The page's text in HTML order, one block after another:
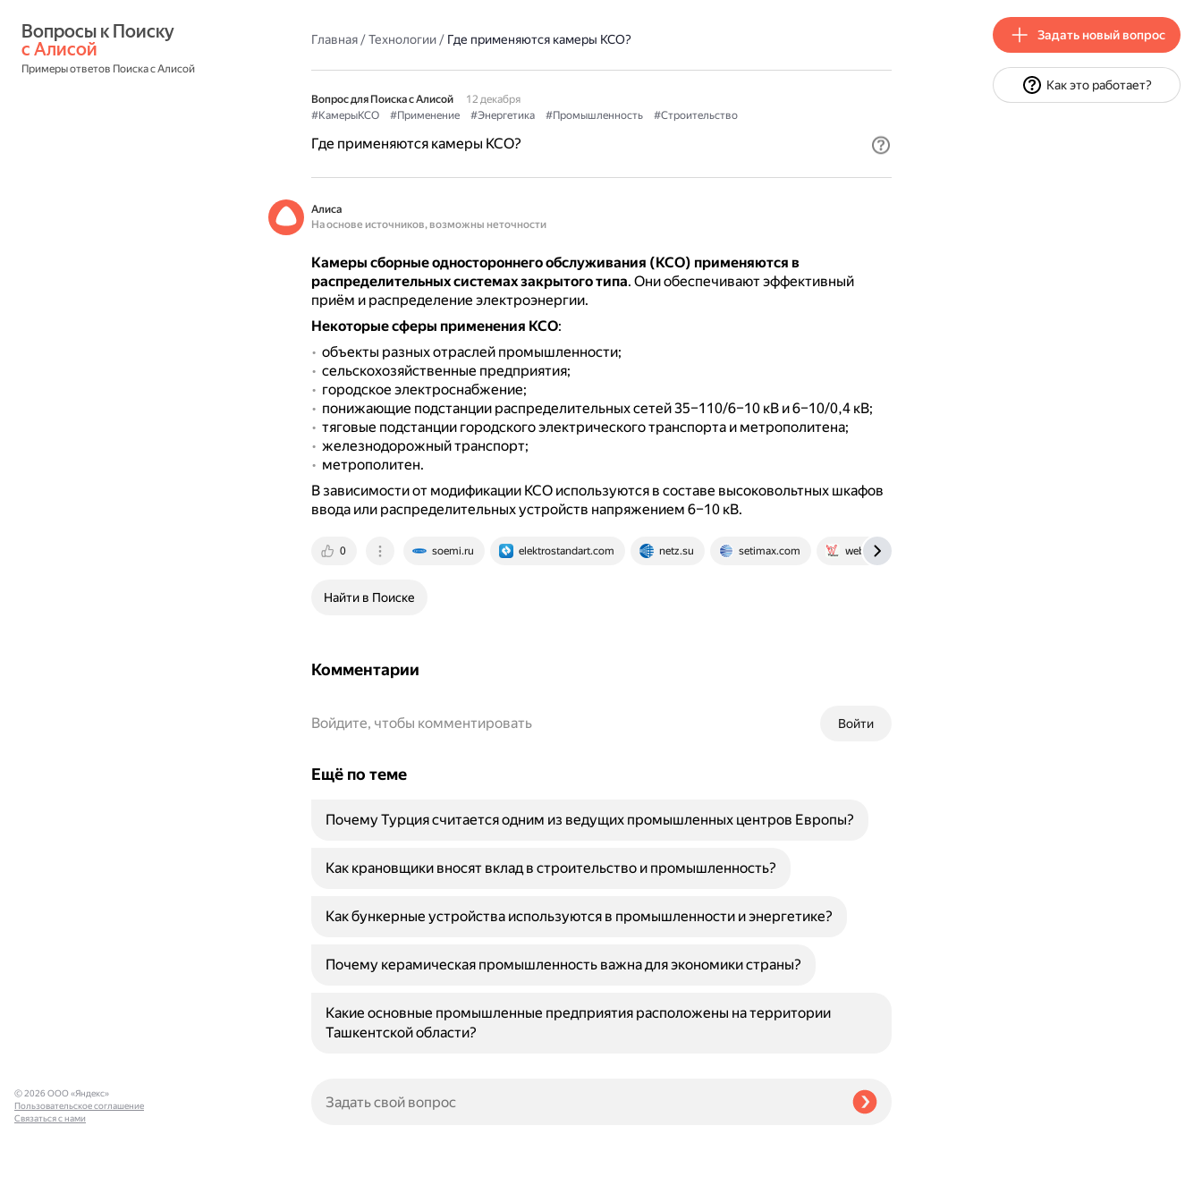
с Алисой
Примеры ответов Поиска с Алисой
Главная/Технологии/ Где применяются камеры КСО?
Вопрос для Поиска с Алисой
12 декабря
#КамерыКСО
#Применение #Энергетика #Промышленность #Строительство
Где применяются камеры КСО?
Алиса
На основе источников, возможны неточности
Камеры сборные одностороннего обслуживания (КСО) применяются в
распределительных системах закрытого типа. Они обеспечивают эффективный
приём и распределение электроэнергии.
Некоторые сферы применения КСО:
объекты разных отраслей промышленности;
сельскохозяйственные предприятия;
городское электроснабжение;
понижающие подстанции распределительных сетей 35–110/6–10 кВ и 6–10/0,4 кВ;
тяговые подстанции городского электрического транспорта и метрополитена;
железнодорожный транспорт;
метрополитен.
В зависимости от модификации КСО используются в составе высоковольтных шкафов
ввода или распределительных устройств напряжением 6–10 кВ.
0 soemi.ru elektrostandart.com netz.su setimax.com websor.ru
Найти в Поиске
Комментарии
Войти
Войдите, чтобы комментировать
Ещё по теме
Почему Турция считается одним из ведущих промышленных центров Европы?
Как крановщики вносят вклад в строительство и промышленность?
Как бункерные устройства используются в промышленности и энергетике?
Почему керамическая промышленность важна для экономики страны?
Какие основные промышленные предприятия расположены на территории
Ташкентской области?
© 2026 ООО «Яндекс»
Пользовательское соглашение
Связаться с нами
Задать новый вопрос
Как это работает?